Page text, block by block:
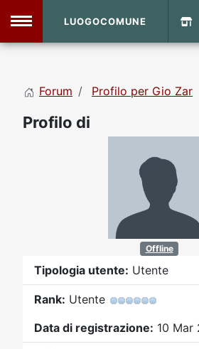
Forum
LUOGOCOMUNE
Forum Profilo per Gio Zar
Profilo di
Offline
Tipologia utente: Utente
Rank: Utente
Data di registrazione: 10 Mar